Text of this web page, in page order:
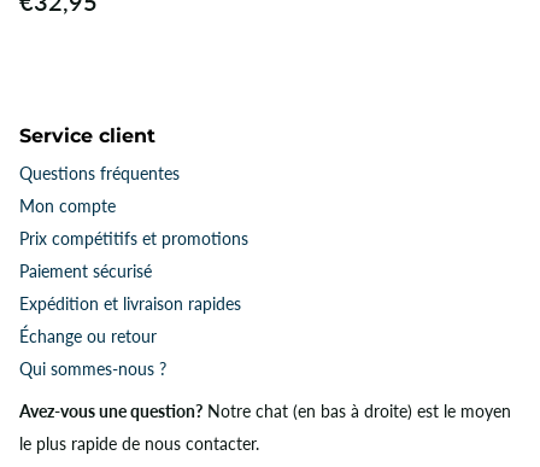
Service client
Questions fréquentes
Mon compte
Prix ​​compétitifs et promotions
Paiement sécurisé
Expédition et livraison rapides
Échange ou retour
Qui sommes-nous ?
Avez-vous une question? Notre chat (en bas à droite) est le moyen
le plus rapide de nous contacter.